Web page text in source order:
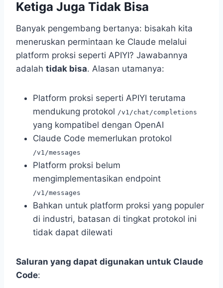
Ketiga Juga Tidak Bisa
Banyak pengembang bertanya: bisakah kita
meneruskan permintaan ke Claude melalui
platform proksi seperti APIYI? Jawabannya
adalah tidak bisa. Alasan utamanya:
Platform proksi seperti APIYI terutama
mendukung protokol /v1/chat/completions
yang kompatibel dengan OpenAI
Claude Code memerlukan protokol
/v1/messages
Platform proksi belum
mengimplementasikan endpoint
/v1/messages
Bahkan untuk platform proksi yang populer
di industri, batasan di tingkat protokol ini
tidak dapat dilewati
Saluran yang dapat digunakan untuk Claude
Code: